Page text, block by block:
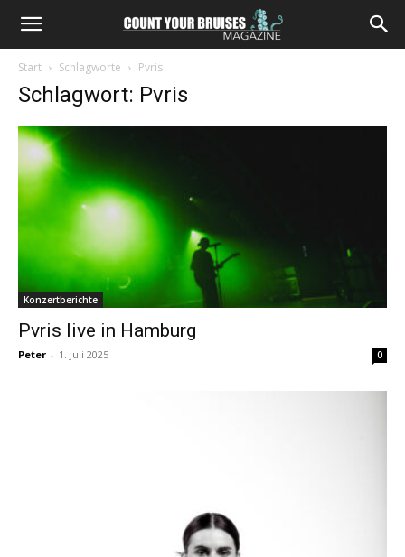
Start Schlagworte Pvris
Schlagwort: Pvris
Konzertberichte
Pvris live in Hamburg
Peter - 1. Juli 2025 0